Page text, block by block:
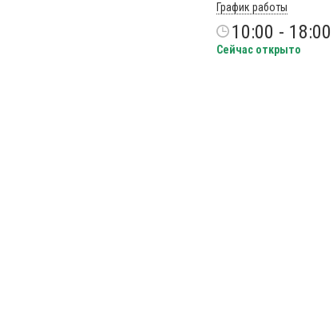
График работы
10:00 - 18:00
Сейчас открыто